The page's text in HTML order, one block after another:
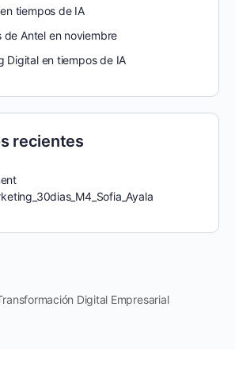
tiempos de IA
de Antel en noviembre
Digital en tiempos de IA
recientes
Digital Empresarial